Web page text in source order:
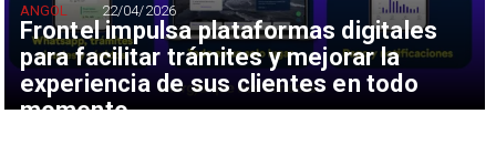
Frontel impulsa plataformas digitales
para facilitar trámites y mejorar la
experiencia de sus clientes en todo
momento
ANGOL 22/04/2026